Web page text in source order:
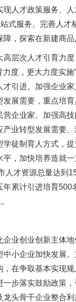
人才政策服务、
式服务。完善人
，探索在新建商
次人才引育力度
力度，更大力度实
引进。加强企业
展需要，重点培
企业家。加强高
产业转型发展需要
徒制育人方式，
，加快培养造就
人才资源总量达到
年累计引进培育
创业创新主体地
小企业加快发展
在争取基本实现
一步落实鼓励政策
头骨干企业整合